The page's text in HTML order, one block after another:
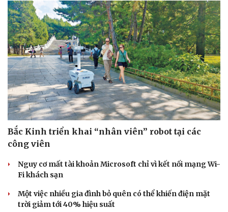
Ăn sạch sống khỏe
Bắc Kinh triển khai “nhân viên” robot tại các
công viên
Nguy cơ mất tài khoản Microsoft chỉ vì kết nối mạng Wi-
Fi khách sạn
Một việc nhiều gia đình bỏ quên có thể khiến điện mặt
trời giảm tới 40% hiệu suất